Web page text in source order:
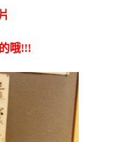
哦!!!